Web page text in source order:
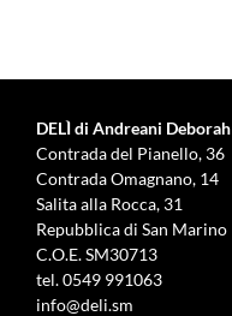
DELÌ di Andreani Deborah
Contrada del Pianello, 36
Contrada Omagnano, 14
Salita alla Rocca, 31
Repubblica di San Marino
C.O.E. SM30713
tel.0549 991063
info@deli.sm